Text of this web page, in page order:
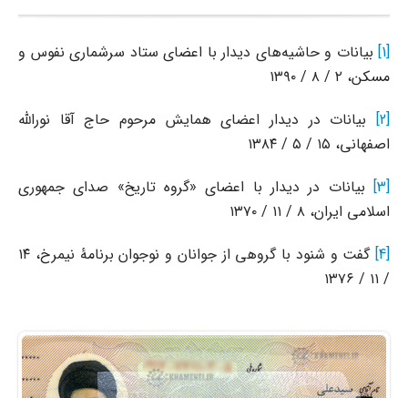
[1] بیانات و حاشیه‌های دیدار با اعضای ستاد سرشماری نفوس و
مسکن، ۲ / ۸ / ۱۳۹۰
[2]
بیانات در دیدار اعضای همایش مرحوم حاج آقا نورالله
اصفهانی، ۱۵ / ۵ / ۱۳۸۴
[3]
بیانات در دیدار با اعضای «گروه تاریخ» صدای جمهوری
اسلامی ایران، ۸ / ۱۱ / ۱۳۷۰
[4]
گفت و شنود با گروهى از جوانان و نوجوان برنامۀ نیمرخ، ۱۴
/ ۱۱ / ۱۳۷۶